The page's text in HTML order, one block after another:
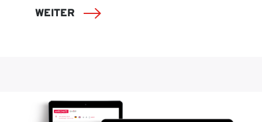
WEITER